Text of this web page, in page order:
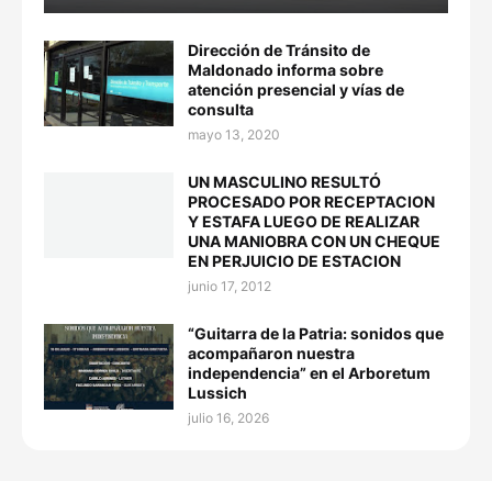
Dirección de Tránsito de
Maldonado informa sobre
atención presencial y vías de
consulta
mayo 13, 2020
UN MASCULINO RESULTÓ
PROCESADO POR RECEPTACION
Y ESTAFA LUEGO DE REALIZAR
UNA MANIOBRA CON UN CHEQUE
EN PERJUICIO DE ESTACION
junio 17, 2012
“Guitarra de la Patria: sonidos que
acompañaron nuestra
independencia” en el Arboretum
Lussich
julio 16, 2026